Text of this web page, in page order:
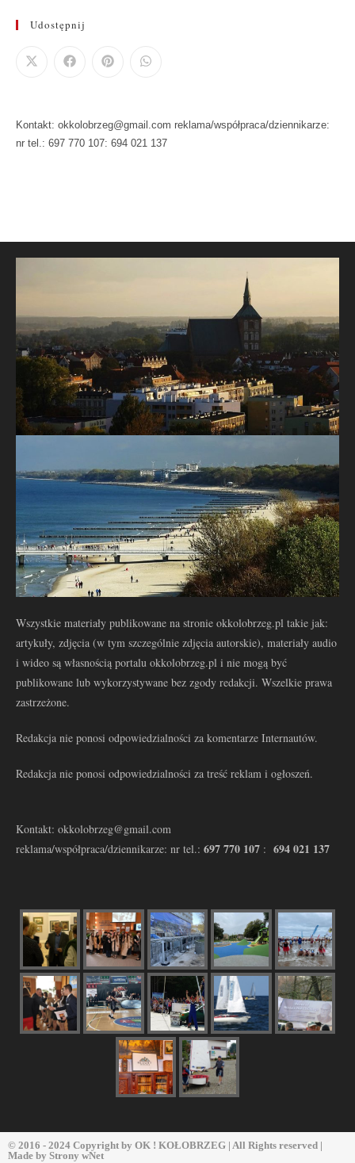
Udostępnij
Kontakt: okkolobrzeg@gmail.com reklama/współpraca/dziennikarze:
nr tel.: 697 770 107: 694 021 137
Wszystkie materiały publikowane na stronie okkolobrzeg.pl takie jak:
artykuły, zdjęcia (w tym szczególnie zdjęcia autorskie), materiały audio
i wideo są własnością portalu okkolobrzeg.pl i nie mogą być
publikowane lub wykorzystywane bez zgody redakcji. Wszelkie prawa
zastrzeżone.
Redakcja nie ponosi odpowiedzialności za komentarze Internautów.
Redakcja nie ponosi odpowiedzialności za treść reklam i ogłoszeń.
Kontakt: okkolobrzeg@gmail.com
reklama/współpraca/dziennikarze: nr tel.: 697 770 107 : 694 021 137
© 2016 - 2024 Copyright by OK ! KOŁOBRZEG | All Rights reserved |
Made by Strony wNet